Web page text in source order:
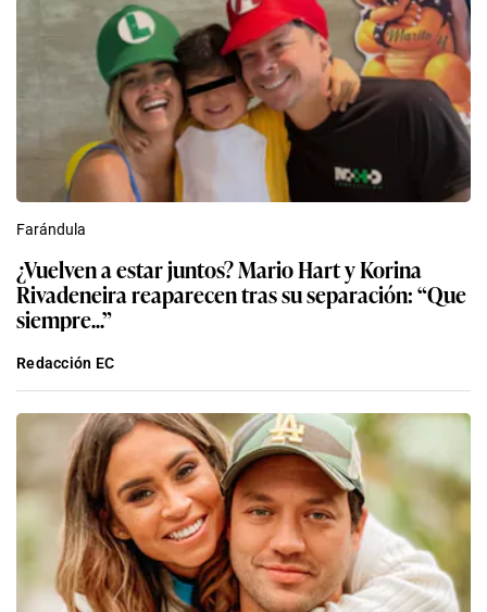
Farándula
¿Vuelven a estar juntos? Mario Hart y Korina
Rivadeneira reaparecen tras su separación: “Que
siempre...”
Redacción EC